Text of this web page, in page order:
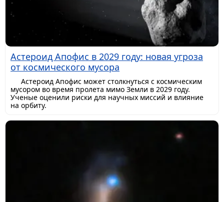
Астероид Апофис в 2029 году: новая угроза
от космического мусора
Астероид Апофис может столкнуться с космическим
мусором во время пролета мимо Земли в 2029 году.
Ученые оценили риски для научных миссий и влияние
на орбиту.